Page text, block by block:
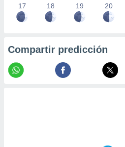
17 18 19 20
Compartir predicción